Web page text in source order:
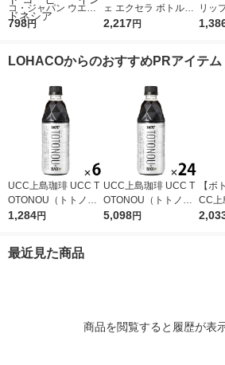
コ・ジャパン ウエス
ティンカフェ マイル
コーヒー インドネシ
798円
ェ エクセラ ボトルコ
ーヒー 無糖 ラベルレ
2,217円
リッ
40P
LOHACOからのおすすめPRアイテム
UCC上島珈琲 UCC T
OTONOU（トトノ
ウ） by BLACK無糖 5
1,284円
UCC上島珈琲 UCC T
OTONOU（トトノ
ウ） by BLACK無糖 5
5,098円
【ボ
CC上
琲 無
最近見た商品
商品を閲覧すると履歴が表